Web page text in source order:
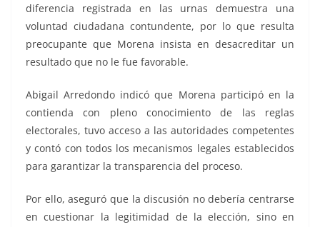
diferencia registrada en las urnas demuestra una
voluntad ciudadana contundente, por lo que resulta
preocupante que Morena insista en desacreditar un
resultado que no le fue favorable.
Abigail Arredondo indicó que Morena participó en la
contienda con pleno conocimiento de las reglas
electorales, tuvo acceso a las autoridades competentes
y contó con todos los mecanismos legales establecidos
para garantizar la transparencia del proceso.
Por ello, aseguró que la discusión no debería centrarse
en cuestionar la legitimidad de la elección, sino en